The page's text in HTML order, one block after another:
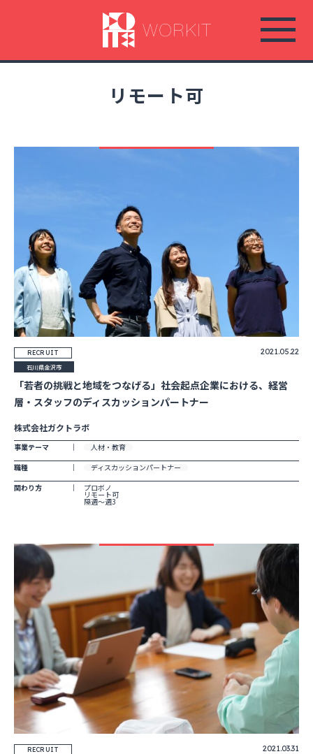
ン
リモート可
「若者の挑戦と地域をつなげる」社会起点企業における、経営
層・スタッフのディスカッションパートナー
RECRUIT 2021.05.22
石川県金沢市
株式会社ガクトラボ
事業テーマ
人材・教育
職種
ディスカッションパートナー
関わり方
プロボノ
リモート可
隔週～週3
RECRUIT 2021.03.31